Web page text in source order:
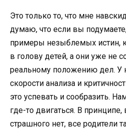
Это только то, что мне
думаю, что если вы
примеры незыблемых истин,
в голову детей, а они уже не
реальному положению дел. У
скорости анализа и
это успевать и сообразить.
где-то двигаться. В принципе,
страшного нет, все родители